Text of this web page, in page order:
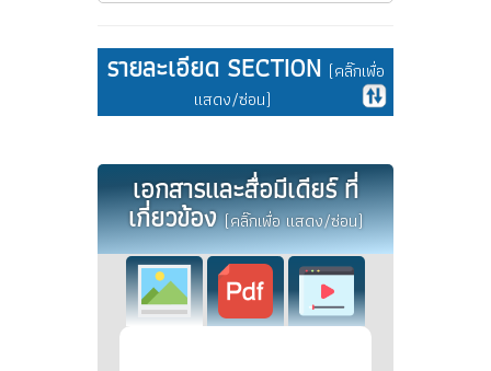
รายละเอียด SECTION (คลิ๊กเพื่อ
แสดง/ซ่อน)
เอกสารและสื่อมีเดียร์ ที่
เกี่ยวข้อง(คลิ๊กเพื่อ แสดง/ซ่อน)